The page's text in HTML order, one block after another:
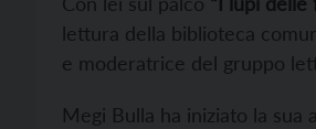
lettura della biblioteca
e moderatrice del gruppo
Megi Bulla ha iniziato la